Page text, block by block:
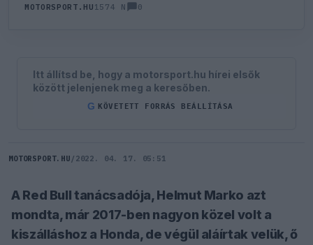
MOTORSPORT.HU 1574 N 0
Itt állítsd be, hogy a motorsport.hu hírei elsők
között jelenjenek meg a keresőben.
G KÖVETETT FORRÁS BEÁLLÍTÁSA
MOTORSPORT.HU / 2022. 04. 17. 05:51
A Red Bull tanácsadója, Helmut Marko azt
mondta, már 2017-ben nagyon közel volt a
kiszálláshoz a Honda, de végül aláírtak velük, ő